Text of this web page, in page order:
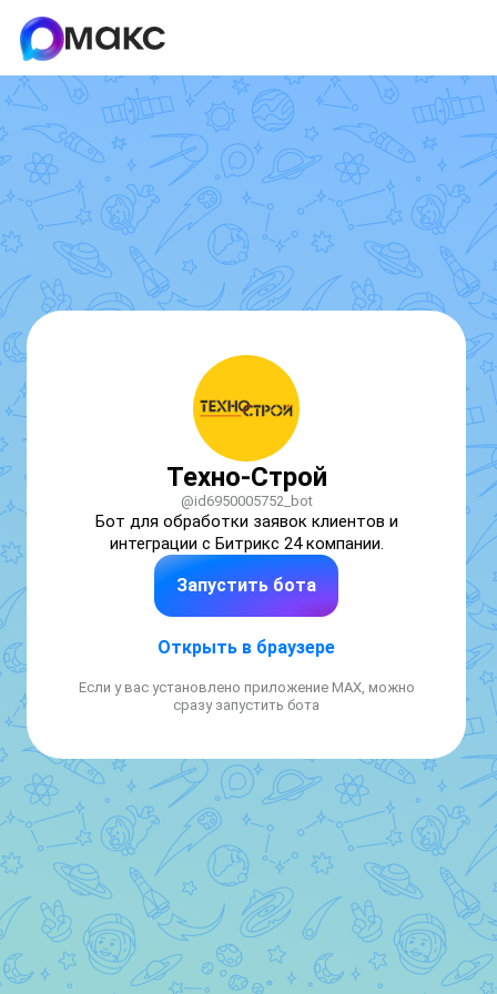
Техно-Строй
@id6950005752_bot
Бот для обработки заявок клиентов и
интеграции с Битрикс 24 компании.
Запустить бота
Открыть в браузере
Если у вас установлено приложение MAX, можно
сразу запустить бота